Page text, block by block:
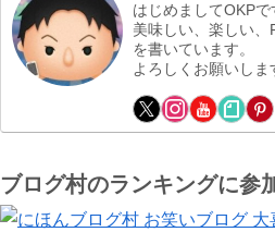
はじめましてOKP
美味しい、楽しい
を書いています。
よろしくお願いしま
ブログ村のランキングに参